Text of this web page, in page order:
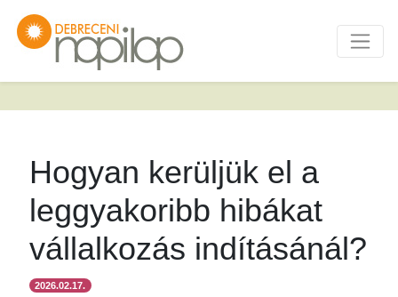
Hogyan kerüljük el a
leggyakoribb hibákat
vállalkozás indításánál?
2026.02.17.